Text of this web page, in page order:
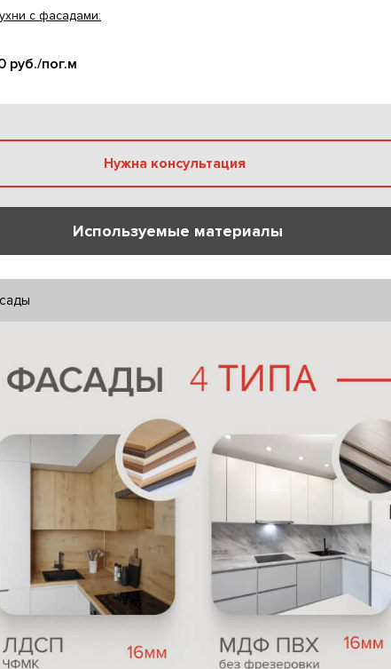
с фасадами:
руб./пог.м
Нужна консультация
Используемые материалы